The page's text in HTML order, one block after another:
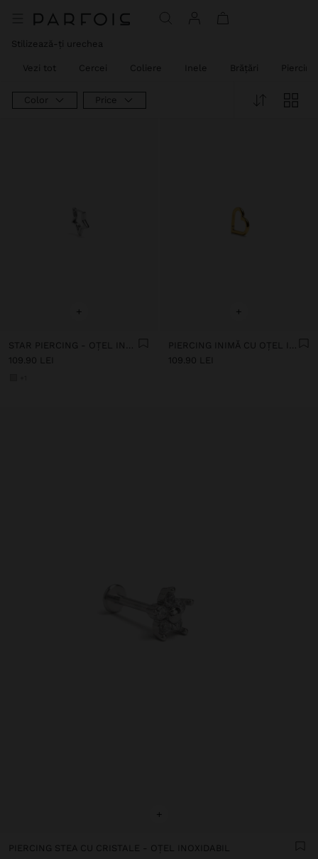
Stilizează-ți urechea
Vezi tot Cercei Coliere Inele Brățări
Color Price
+
STAR PIERCING - OȚEL INOXIDABIL
109.90 LEI
+
PIERCING INIMĂ CU OȚEL INOXIDABIL
109.90 LEI
+
PIERCING STEA CU CRISTALE - OȚEL INOXIDABIL